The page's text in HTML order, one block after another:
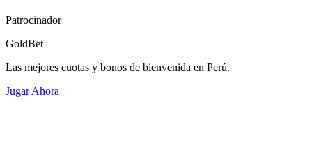
Patrocinador
GoldBet
Las mejores cuotas y bonos de bienvenida en Perú.
Jugar Ahora